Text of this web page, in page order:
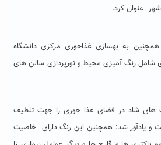
عنوان کرد.
به بهسازی غذاخوری مرکزی دانشگاه
شامل رنگ آمیزی محیط و نورپردازی سالن های
های شاد در فضای غذا خوری را جهت تلطیف
و یادآور شد: همچنین این رنگ دارای خاصیت